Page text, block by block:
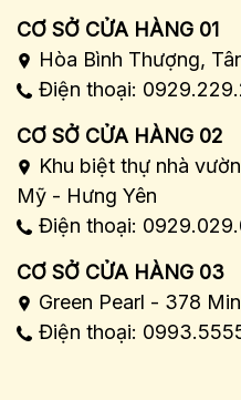
CƠ SỞ CỬA HÀNG 01
Hòa Bình Thượng,
Điện thoại:
CƠ SỞ CỬA HÀNG 02
Khu biệt thự nhà
Mỹ - Hưng Yên
Điện thoại:
CƠ SỞ CỬA HÀNG 03
Green Pearl - 378
Điện thoại: